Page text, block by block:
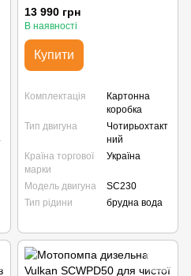
13 990 грн
В наявності
Купити
Комплектація
Картонна
коробка
Тип двигуна
Чотирьохтакт
ний
Країна торгової
марки
Україна
Модель двигуна
SC230
Тип рідини
брудна вода